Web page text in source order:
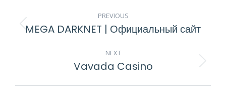
NAVIGATION
PREVIOUS
Previous
MEGA DARKNET | Официальный сайт
NEXT
Next
Vavada Casino